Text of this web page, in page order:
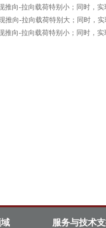
推向-拉向载荷特别小；同时，
推向-拉向载荷特别大；同时，
推向-拉向载荷特别小；同时，
服务与技术